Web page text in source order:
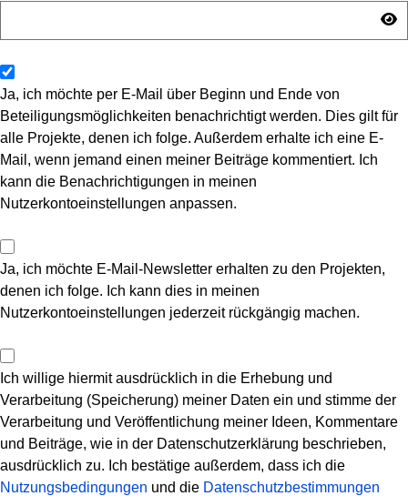
Ja, ich möchte per E-Mail über Beginn und Ende von
Beteiligungsmöglichkeiten benachrichtigt werden. Dies gilt für
alle Projekte, denen ich folge. Außerdem erhalte ich eine E-
Mail, wenn jemand einen meiner Beiträge kommentiert. Ich
kann die Benachrichtigungen in meinen
Nutzerkontoeinstellungen anpassen.
Ja, ich möchte E-Mail-Newsletter erhalten zu den Projekten,
denen ich folge. Ich kann dies in meinen
Nutzerkontoeinstellungen jederzeit rückgängig machen.
Ich willige hiermit ausdrücklich in die Erhebung und
Verarbeitung (Speicherung) meiner Daten ein und stimme der
Verarbeitung und Veröffentlichung meiner Ideen, Kommentare
und Beiträge, wie in der Datenschutzerklärung beschrieben,
ausdrücklich zu. Ich bestätige außerdem, dass ich die
Nutzungsbedingungen und die Datenschutzbestimmungen